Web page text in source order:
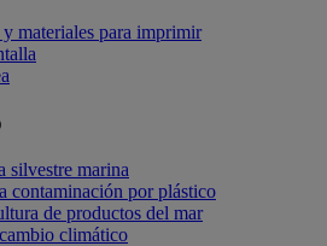
materiales para imprimir
silvestre marina
contaminación por plástico
de productos del mar
climático